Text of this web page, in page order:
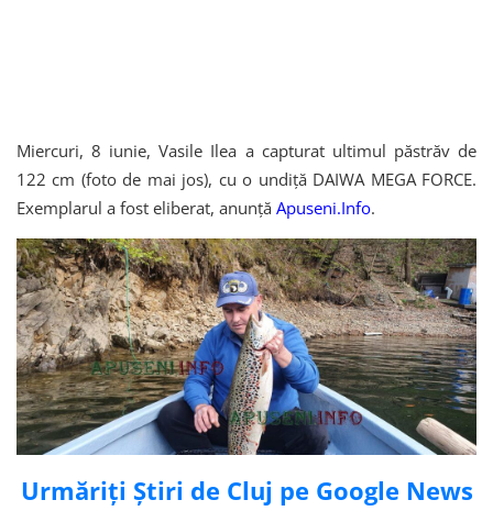
Miercuri, 8 iunie, Vasile Ilea a capturat ultimul păstrăv de
122 cm (foto de mai jos), cu o undiță DAIWA MEGA FORCE.
Exemplarul a fost eliberat, anunță Apuseni.Info.
Urmăriți Știri de Cluj pe Google News